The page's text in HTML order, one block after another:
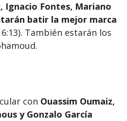
Ignacio Fontes, Mariano
batir la mejor marca
También estarán los
con Ouassim Oumaiz,
y Gonzalo García